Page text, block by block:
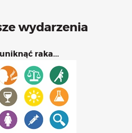
wydarzenia
raka...